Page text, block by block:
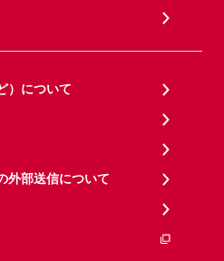
）について
外部送信について